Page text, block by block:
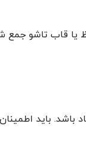
یا قاب تاشو
باشد. باید